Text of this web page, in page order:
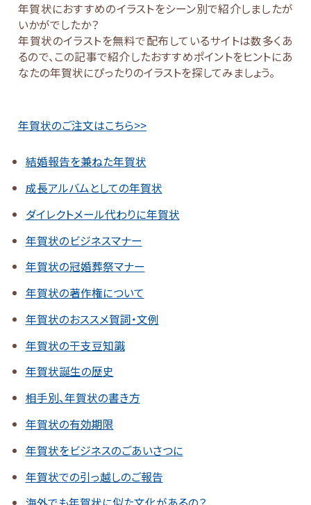
年賀状におすすめのイラストをシーン別で紹介しましたが
いかがでしたか？
年賀状のイラストを無料で配布しているサイトは数多くあ
るので、この記事で紹介したおすすめポイントをヒントにあ
なたの年賀状にぴったりのイラストを探してみましょう。
年賀状のご注文はこちら>>
結婚報告を兼ねた年賀状
成長アルバムとしての年賀状
ダイレクトメール代わりに年賀状
年賀状のビジネスマナー
年賀状の冠婚葬祭マナー
年賀状の著作権について
年賀状のおススメ賀詞・文例
年賀状の干支豆知識
年賀状誕生の歴史
相手別、年賀状の書き方
年賀状の有効期限
年賀状をビジネスのごあいさつに
年賀状での引っ越しのご報告